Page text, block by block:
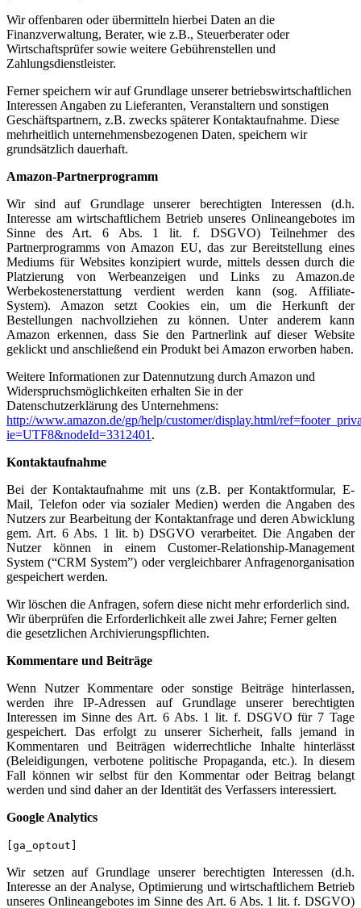
Wir offenbaren oder übermitteln hierbei Daten an die
Finanzverwaltung, Berater, wie z.B., Steuerberater oder
Wirtschaftsprüfer sowie weitere Gebührenstellen und
Zahlungsdienstleister.
Ferner speichern wir auf Grundlage unserer betriebswirtschaftlichen
Interessen Angaben zu Lieferanten, Veranstaltern und sonstigen
Geschäftspartnern, z.B. zwecks späterer Kontaktaufnahme. Diese
mehrheitlich unternehmensbezogenen Daten, speichern wir
grundsätzlich dauerhaft.
Amazon-Partnerprogramm
Wir sind auf Grundlage unserer berechtigten Interessen (d.h.
Interesse am wirtschaftlichem Betrieb unseres Onlineangebotes im
Sinne des Art. 6 Abs. 1 lit. f. DSGVO) Teilnehmer des
Partnerprogramms von Amazon EU, das zur Bereitstellung eines
Mediums für Websites konzipiert wurde, mittels dessen durch die
Platzierung von Werbeanzeigen und Links zu Amazon.de
Werbekostenerstattung verdient werden kann (sog. Affiliate-
System). Amazon setzt Cookies ein, um die Herkunft der
Bestellungen nachvollziehen zu können. Unter anderem kann
Amazon erkennen, dass Sie den Partnerlink auf dieser Website
geklickt und anschließend ein Produkt bei Amazon erworben haben.
Weitere Informationen zur Datennutzung durch Amazon und
Widerspruchsmöglichkeiten erhalten Sie in der
Datenschutzerklärung des Unternehmens:
http://www.amazon.de/gp/help/customer/display.html/
ie=UTF8&nodeId=3312401 .
Kontaktaufnahme
Bei der Kontaktaufnahme mit uns (z.B. per Kontaktformular, E-
Mail, Telefon oder via sozialer Medien) werden die Angaben des
Nutzers zur Bearbeitung der Kontaktanfrage und deren Abwicklung
gem. Art. 6 Abs. 1 lit. b) DSGVO verarbeitet. Die Angaben der
Nutzer können in einem Customer-Relationship-Management
System (“CRM System”) oder vergleichbarer Anfragenorganisation
gespeichert werden.
Wir löschen die Anfragen, sofern diese nicht mehr erforderlich sind.
Wir überprüfen die Erforderlichkeit alle zwei Jahre; Ferner gelten
die gesetzlichen Archivierungspflichten.
Kommentare und Beiträge
Wenn Nutzer Kommentare oder sonstige Beiträge hinterlassen,
werden ihre IP-Adressen auf Grundlage unserer berechtigten
Interessen im Sinne des Art. 6 Abs. 1 lit. f. DSGVO für 7 Tage
gespeichert. Das erfolgt zu unserer Sicherheit, falls jemand in
Kommentaren und Beiträgen widerrechtliche Inhalte hinterlässt
(Beleidigungen, verbotene politische Propaganda, etc.). In diesem
Fall können wir selbst für den Kommentar oder Beitrag belangt
werden und sind daher an der Identität des Verfassers interessiert.
Google Analytics
[ga_optout]
Wir setzen auf Grundlage unserer berechtigten Interessen (d.h.
Interesse an der Analyse, Optimierung und wirtschaftlichem Betrieb
unseres Onlineangebotes im Sinne des Art. 6 Abs. 1 lit. f. DSGVO)